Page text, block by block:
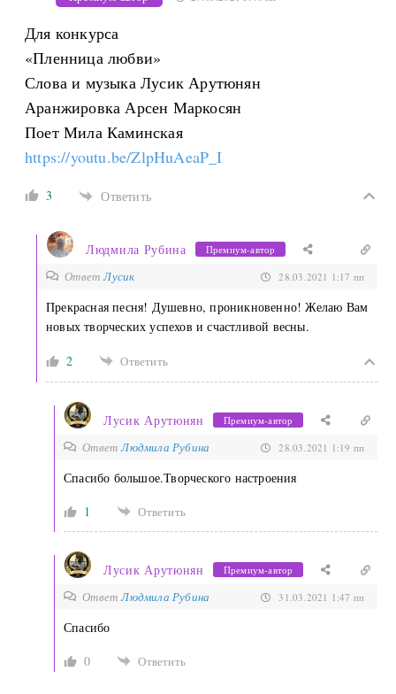
Для конкурса
«Пленница любви»
Слова и музыка Лусик Арутюнян
Аранжировка Арсен Маркосян
Поет Мила Каминская
https://youtu.be/ZlpHuAeaP_I
3 Ответить
Людмила Рубина Премиум-автор
ОтветЛусик 28.03.2021 1:17 пп
Прекрасная песня! Душевно, проникновенно! Желаю Вам
новых творческих успехов и счастливой весны.
2 Ответить
Лусик Арутюнян Премиум-автор
ОтветЛюдмила Рубина 28.03.2021 1:19 пп
Спасибо большое.Творческого настроения
1
Ответить
Лусик Арутюнян Премиум-автор
ОтветЛюдмила Рубина 31.03.2021 1:47 пп
Спасибо
0
Ответить